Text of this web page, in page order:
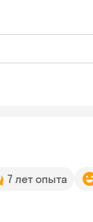
7 лет опыта